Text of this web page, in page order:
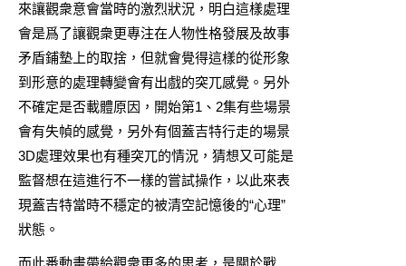
來讓觀衆意會當時的激烈狀況，明白這樣處理
會是爲了讓觀衆更專注在人物性格發展及故事
矛盾鋪墊上的取捨，但就會覺得這樣的從形象
到形意的處理轉變會有出戲的突兀感覺。另外
不確定是否載體原因，開始第1、2集有些場景
會有失幀的感覺，另外有個蓋吉特行走的場景
3D處理效果也有種突兀的情況，猜想又可能是
監督想在這進行不一樣的嘗試操作，以此來表
現蓋吉特當時不穩定的被清空記憶後的“心理”
狀態。
而此番動畫帶給觀衆更多的思考，是關於戰